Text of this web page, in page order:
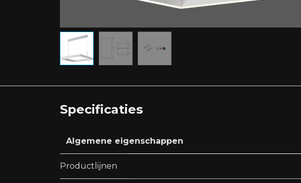
Specificaties
Algemene eigenschappen
Productlijnen